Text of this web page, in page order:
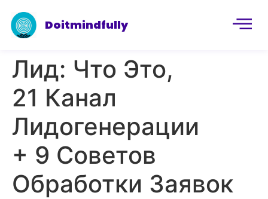
Doitmindfully
Лид: Что Это,
21 Канал
Лидогенерации
+ 9 Советов
Обработки Заявок